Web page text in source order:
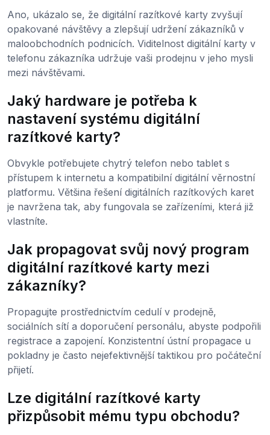
Ano, ukázalo se, že digitální razítkové karty zvyšují
opakované návštěvy a zlepšují udržení zákazníků v
maloobchodních podnicích. Viditelnost digitální karty v
telefonu zákazníka udržuje vaši prodejnu v jeho mysli
mezi návštěvami.
Jaký hardware je potřeba k
nastavení systému digitální
razítkové karty?
Obvykle potřebujete chytrý telefon nebo tablet s
přístupem k internetu a kompatibilní digitální věrnostní
platformu. Většina řešení digitálních razítkových karet
je navržena tak, aby fungovala se zařízeními, která již
vlastníte.
Jak propagovat svůj nový program
digitální razítkové karty mezi
zákazníky?
Propagujte prostřednictvím cedulí v prodejně,
sociálních sítí a doporučení personálu, abyste podpořili
registrace a zapojení. Konzistentní ústní propagace u
pokladny je často nejefektivnější taktikou pro počáteční
přijetí.
Lze digitální razítkové karty
přizpůsobit mému typu obchodu?